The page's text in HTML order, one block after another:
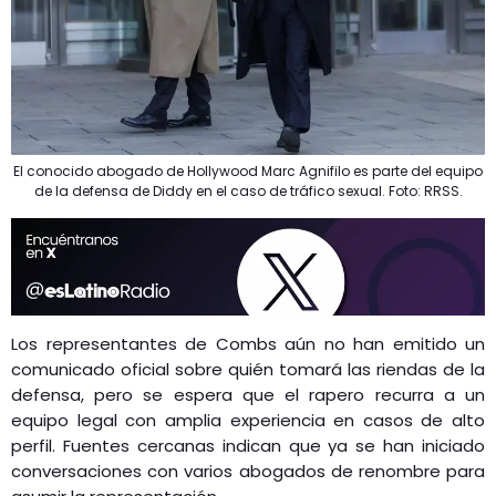
El conocido abogado de Hollywood Marc Agnifilo es parte del equipo
de la defensa de Diddy en el caso de tráfico sexual. Foto: RRSS.
Los representantes de Combs aún no han emitido un
comunicado oficial sobre quién tomará las riendas de la
defensa, pero se espera que el rapero recurra a un
equipo legal con amplia experiencia en casos de alto
perfil. Fuentes cercanas indican que ya se han iniciado
conversaciones con varios abogados de renombre para